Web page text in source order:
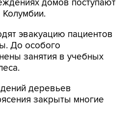
домов поступают
Колумбии.
эвакуацию пациентов
До особого
занятия в учебных
деревьев
закрыты многие